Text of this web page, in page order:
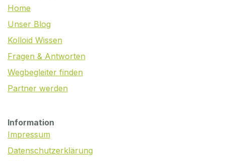
Home
Unser Blog
Kolloid Wissen
Fragen & Antworten
Wegbegleiter finden
Partner werden
Information
Impressum
Datenschutzerklärung